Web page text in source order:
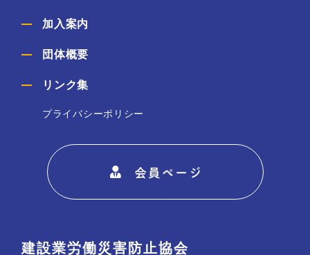
加入案内
団体概要
リンク集
プライバシーポリシー
建設業労働災害防止協会